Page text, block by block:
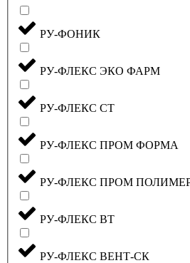
РУ-ФОНИК
РУ-ФЛЕКС ЭКО ФАРМ
РУ-ФЛЕКС СТ
РУ-ФЛЕКС ПРОМ ФОРМА
РУ-ФЛЕКС ПРОМ
РУ-ФЛЕКС ВТ
РУ-ФЛЕКС ВЕНТ-СК